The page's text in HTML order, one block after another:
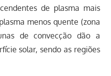
de plasma mais
menos quente (zona
de convecção dão a
solar, sendo as regiões